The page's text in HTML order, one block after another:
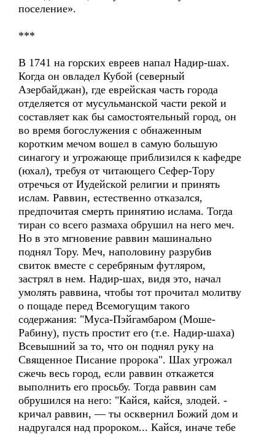
поселение».
***
В 1741 на горских евреев напал Надир-шах.
Когда он овладел Кубой (северный
Азербайджан), где еврейская часть города
отделяется от мусульманской части рекой и
составляет как бы самостоятельный город, он
во время богослужения с обнаженным
коротким мечом вошел в самую большую
синагогу и угрожающе приблизился к кафедре
(юхал), требуя от читающего Сефер-Тору
отречься от Иудейской религии и принять
ислам. Раввин, естественно отказался,
предпочитая смерть принятию ислама. Тогда
тиран со всего размаха обрушил на него меч.
Но в это мгновение раввин машинально
поднял Тору. Меч, наполовину разрубив
свиток вместе с серебряным футляром,
застрял в нем. Надир-шах, видя это, начал
умолять раввина, чтобы тот прочитал молитву
о пощаде перед Всемогущим такого
содержания: "Муса-Пэйгамбаром (Моше-
Рабину), пусть простит его (т.е. Надир-шаха)
Всевышний за то, что он поднял руку на
Священное Писание пророка". Шах угрожал
сжечь весь город, если раввин откажется
выполнить его просьбу. Тогда раввин сам
обрушился на него: "Кайся, кайся, злодей. -
кричал раввин, — ты осквернил Божий дом и
надругался над пророком... Кайся, иначе тебе